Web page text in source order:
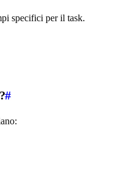
specifici per il task.
#